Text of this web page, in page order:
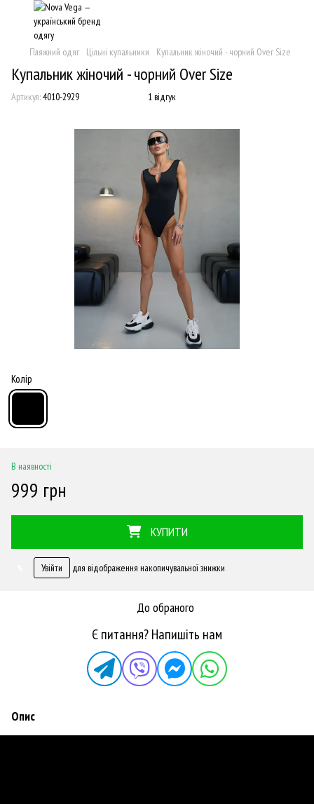
Пляжний одяг Цільні купальники Купальник жіночий - чорний Over Size
Купальник жіночий - чорний Over Size
Артикул:4010-2929 1 відгук
Колір
В наявності
999 грн
КУПИТИ
Увійти для відображення накопичувальної знижки
До обраного
Є питання? Напишіть нам
Опис